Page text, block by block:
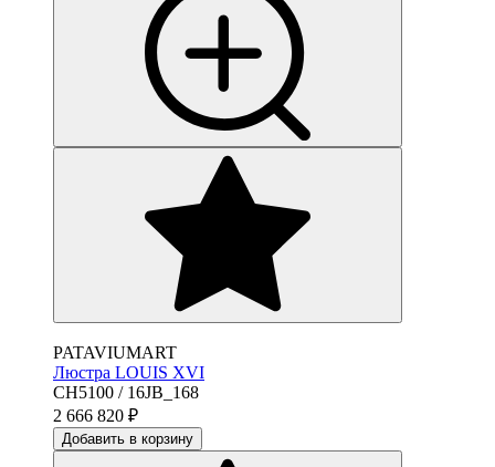
PATAVIUMART
Люстра LOUIS XVI
CH5100 / 16JB_168
2 666 820 ₽
Добавить в корзину